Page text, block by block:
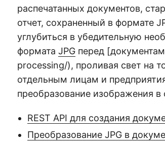
распечатанных документов,
отчет, сохраненный в формате
углубиться в убедительную
формата JPG перед
processing/), проливая свет на
отдельным лицам и
преобразование изображения в
REST API для создания
Преобразование JPG в